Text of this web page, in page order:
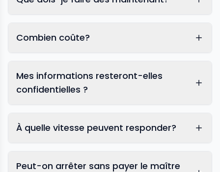
Combien coûte?
Mes informations resteront-elles
confidentielles ?
À quelle vitesse peuvent responder?
Peut-on arrêter sans payer le maître